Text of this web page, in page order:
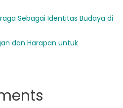
Sebagai Identitas Budaya di
dan Harapan untuk